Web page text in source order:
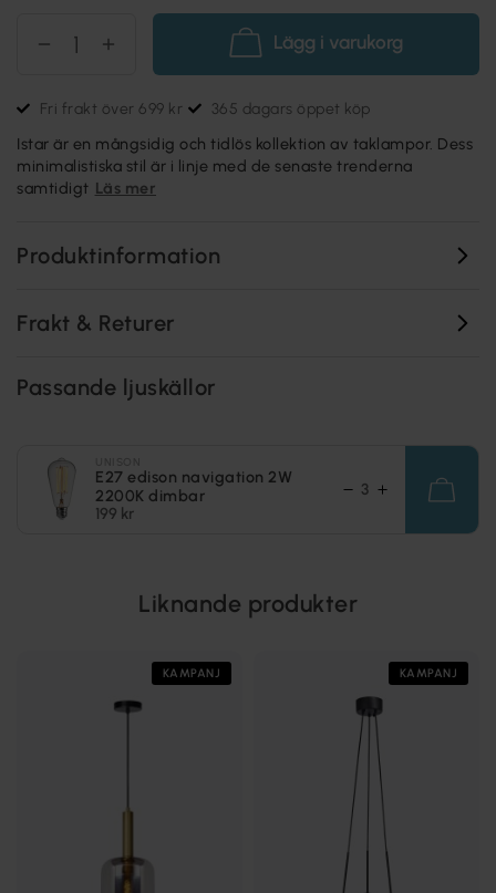
Lägg i varukorg
Fri frakt över 699 kr 365 dagars öppet köp
Istar är en mångsidig och tidlös kollektion av taklampor. Dess
minimalistiska stil är i linje med de senaste trenderna
samtidigt Läs mer
Produktinformation
Frakt & Returer
Passande ljuskällor
E27 edison navigation 2W
2200K dimbar
199 kr
Liknande produkter
KAMPANJ KAMPANJ